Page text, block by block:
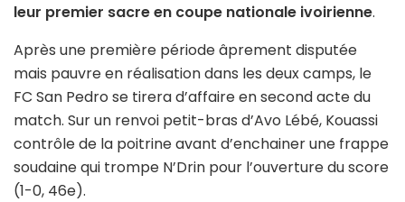
leur premier sacre en coupe nationale ivoirienne.
Après une première période âprement disputée
mais pauvre en réalisation dans les deux camps, le
FC San Pedro se tirera d’affaire en second acte du
match. Sur un renvoi petit-bras d’Avo Lébé, Kouassi
contrôle de la poitrine avant d’enchainer une frappe
soudaine qui trompe N’Drin pour l’ouverture du score
(1-0, 46e).